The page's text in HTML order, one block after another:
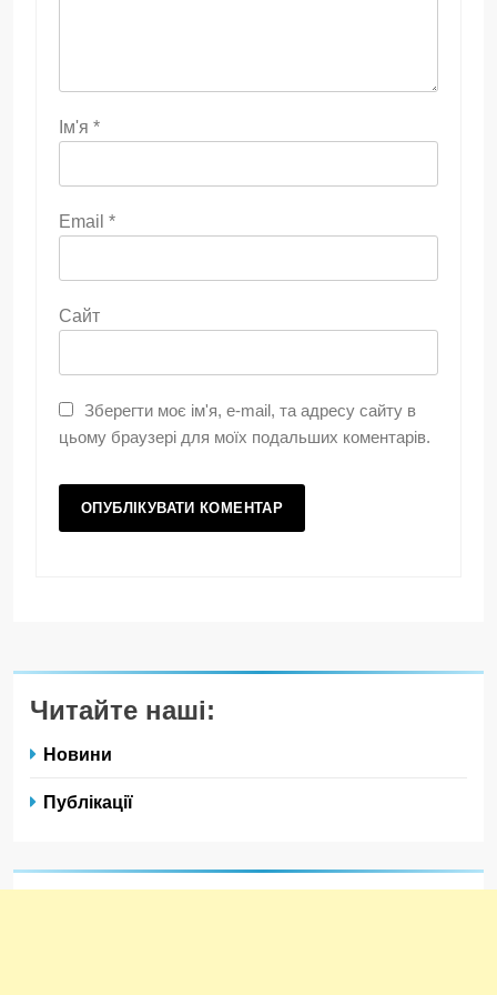
Ім'я *
Email *
Сайт
Зберегти моє ім'я, e-mail, та адресу сайту в
цьому браузері для моїх подальших коментарів.
Читайте наші:
Новини
Публікації